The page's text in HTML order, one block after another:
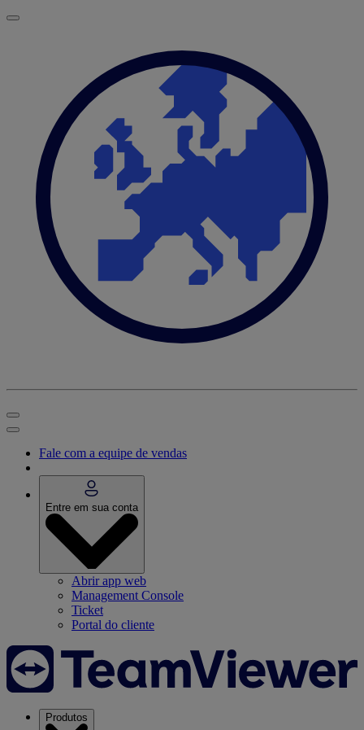
Fale com a equipe de vendas
Entre em sua conta
Abrir app web
Management Console
Ticket
Portal do cliente
Produtos